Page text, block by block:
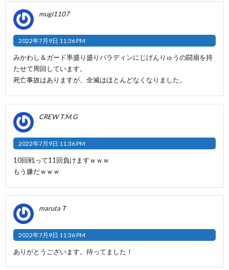
mugi1107
2022年7月9日 11:36 PM
みかわし＆ガード率盛り盛りパラディンにじげんりゅうの闘扇を持
たせて周回しています。
死亡事故はありますが、全滅はほとんどなくなりました。
CREW T.M.G
2022年7月9日 11:36 PM
10回戦って11回負けますｗｗｗ
もう嫌だｗｗｗ
maruta T
2022年7月9日 11:36 PM
ありがとうございます。待ってました！